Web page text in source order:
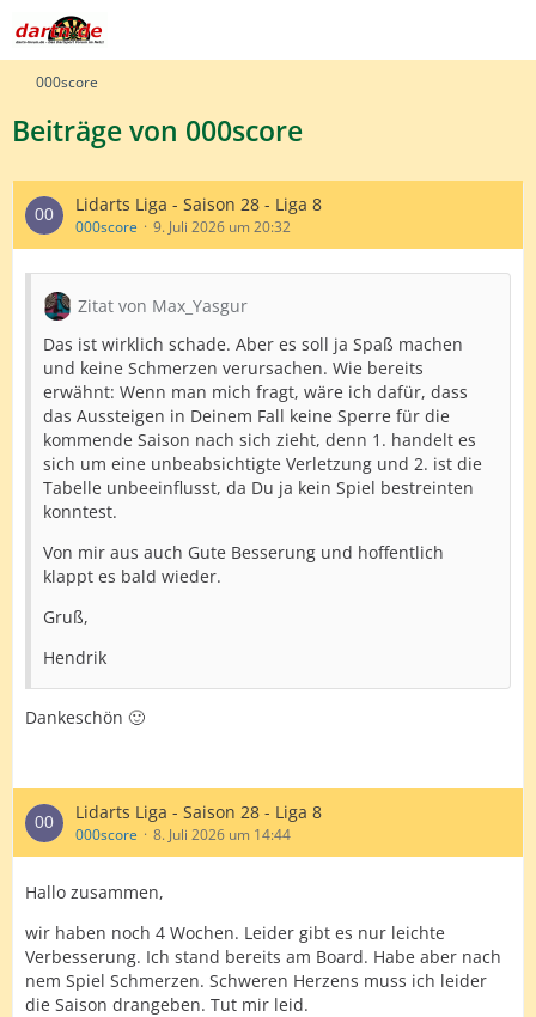
000score
Beiträge von 000score
Lidarts Liga - Saison 28 - Liga 8
000score 9. Juli 2026 um 20:32
Zitat von Max_Yasgur
Das ist wirklich schade. Aber es soll ja Spaß machen
und keine Schmerzen verursachen. Wie bereits
erwähnt: Wenn man mich fragt, wäre ich dafür, dass
das Aussteigen in Deinem Fall keine Sperre für die
kommende Saison nach sich zieht, denn 1. handelt es
sich um eine unbeabsichtigte Verletzung und 2. ist die
Tabelle unbeeinflusst, da Du ja kein Spiel bestreinten
konntest.
Von mir aus auch Gute Besserung und hoffentlich
klappt es bald wieder.
Gruß,
Hendrik
Dankeschön 🙂
Lidarts Liga - Saison 28 - Liga 8
000score 8. Juli 2026 um 14:44
Hallo zusammen,
wir haben noch 4 Wochen. Leider gibt es nur leichte
Verbesserung. Ich stand bereits am Board. Habe aber nach
nem Spiel Schmerzen. Schweren Herzens muss ich leider
die Saison drangeben. Tut mir leid.